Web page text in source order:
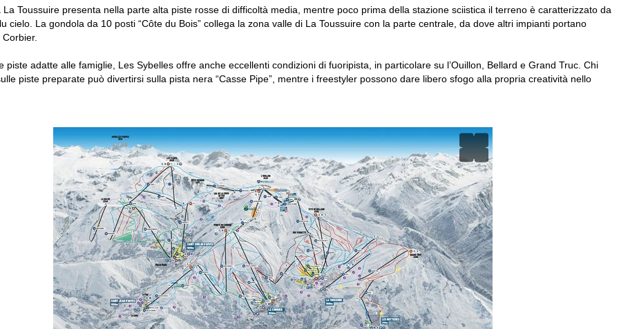
La Toussuire presenta nella parte alta piste rosse di difficoltà media, mentre poco prima della stazione sciistica il terreno è caratterizzato da
cielo. La gondola da 10 posti “Côte du Bois” collega la zona valle di La Toussuire con la parte centrale, da dove altri impianti portano
piste adatte alle famiglie, Les Sybelles offre anche eccellenti condizioni di fuoripista, in particolare su l’Ouillon, Bellard e Grand Truc. Chi
piste preparate può divertirsi sulla pista nera “Casse Pipe”, mentre i freestyler possono dare libero sfogo alla propria creatività nello